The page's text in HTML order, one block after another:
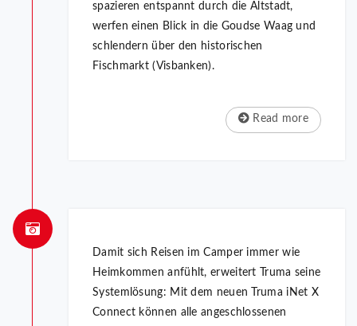
spazieren entspannt durch die Altstadt,
werfen einen Blick in die Goudse Waag und
schlendern über den historischen
Fischmarkt (Visbanken).
Read more
Damit sich Reisen im Camper immer wie
Heimkommen anfühlt, erweitert Truma seine
Systemlösung: Mit dem neuen Truma iNet X
Connect können alle angeschlossenen